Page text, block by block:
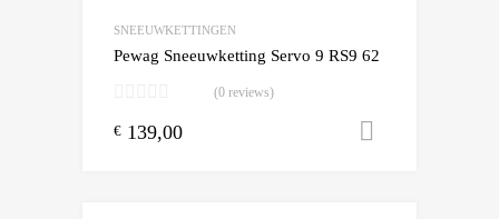
SNEEUWKETTINGEN
Pewag Sneeuwketting Servo 9 RS9 62
(0 reviews)
€ 139,00